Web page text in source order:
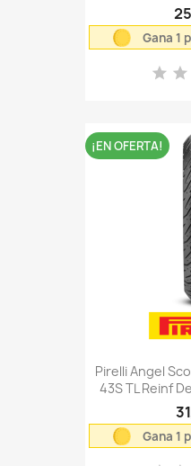
Gana 1
Pirelli Angel
43S TL Reinf
Gana 1
¡EN OFERTA!